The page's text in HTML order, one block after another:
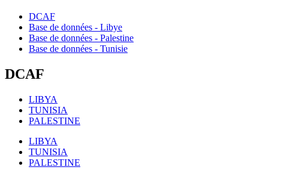
DCAF
Base de données - Libye
Base de données - Palestine
Base de données - Tunisie
DCAF
LIBYA
TUNISIA
PALESTINE
LIBYA
TUNISIA
PALESTINE